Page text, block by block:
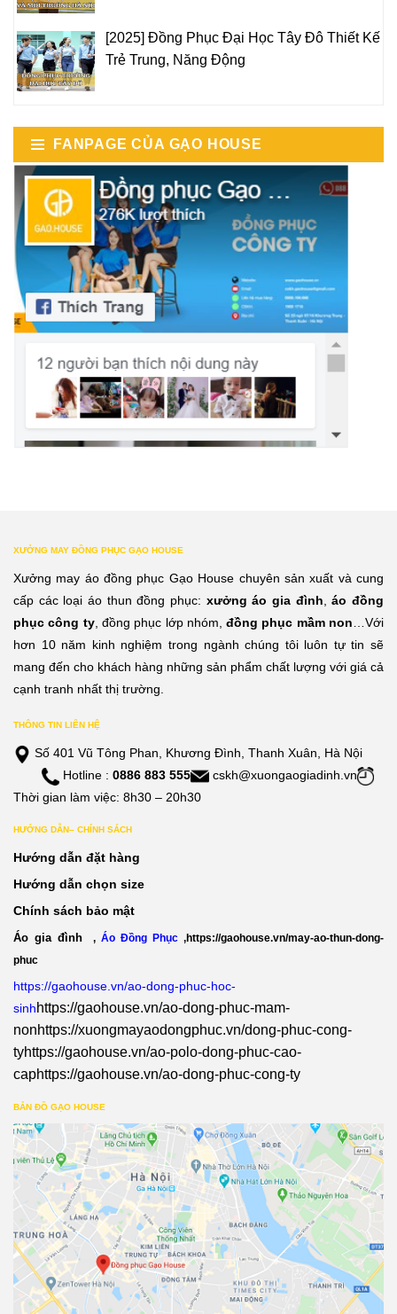
[2025] Đồng Phục Đại Học Tây Đô Thiết Kế
Trẻ Trung, Năng Động
FANPAGE CỦA GẠO HOUSE
XƯỞNG MAY ĐỒNG PHỤC GẠO HOUSE
Xưởng may áo đồng phục Gạo House chuyên sản xuất và cung
cấp các loại áo thun đồng phục: xưởng áo gia đình ,áo đồng
phục công ty, đồng phục lớp nhóm,đồng phục mầm non …Với
hơn 10 năm kinh nghiệm trong ngành chúng tôi luôn tự tin sẽ
mang đến cho khách hàng những sản phẩm chất lượng với giá cả
cạnh tranh nhất thị trường.
THÔNG TIN LIÊN HỆ
Số 401 Vũ Tông Phan, Khương Đình, Thanh Xuân, Hà Nội
Hotline : 0886 883 555
cskh@xuongaogiadinh.vn
Thời gian làm việc: 8h30 – 20h30
HƯỚNG DẪN– CHÍNH SÁCH
Hướng dẫn đặt hàng
Hướng dẫn chọn size
Chính sách bảo mật
Áo gia đình , Áo Đồng Phục ,https://gaohouse.vn/may-ao-thun-dong-
phuc
https://gaohouse.vn/ao-dong-phuc-hoc-
sinhhttps://gaohouse.vn/ao-dong-phuc-mam-
nonhttps://xuongmayaodongphuc.vn/dong-phuc-cong-
tyhttps://gaohouse.vn/ao-polo-dong-phuc-cao-
caphttps://gaohouse.vn/ao-dong-phuc-cong-ty
BẢN ĐỒ GẠO HOUSE